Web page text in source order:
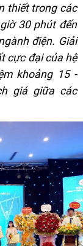
thiết trong các
30 phút đến
điện. Giải
cực đại của hệ
khoảng 15 -
giá giữa các